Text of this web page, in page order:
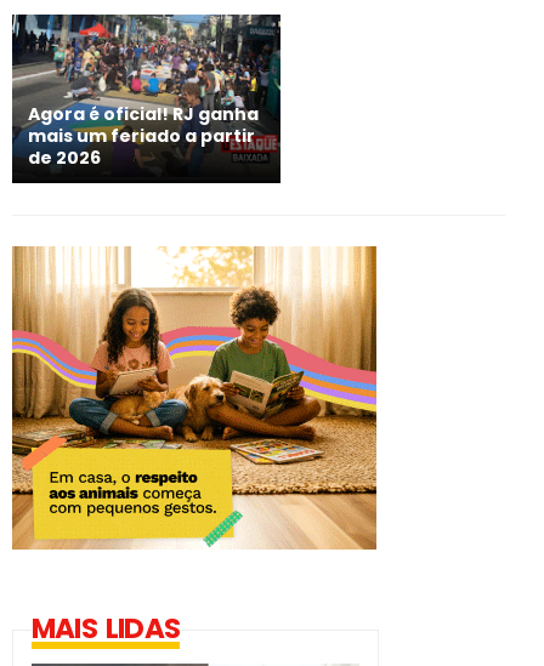
Agora é oficial! RJ ganha
mais um feriado a partir
de 2026
MAIS LIDAS